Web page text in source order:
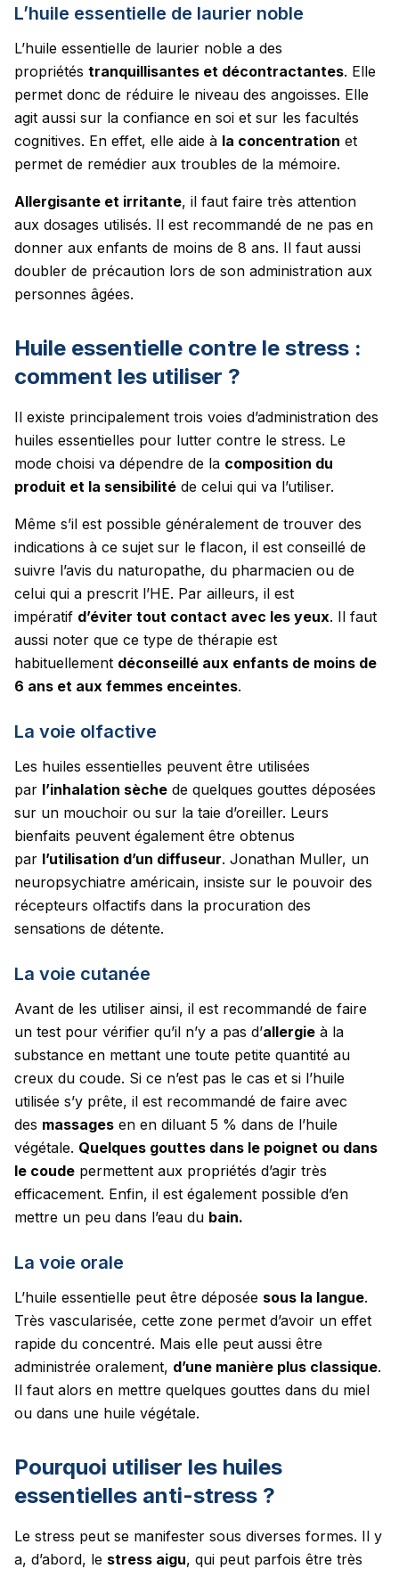
L’huile essentielle de laurier noble
L’huile essentielle de laurier noble a des
propriétés tranquillisantes et décontractantes. Elle
permet donc de réduire le niveau des angoisses. Elle
agit aussi sur la confiance en soi et sur les facultés
cognitives. En effet, elle aide à la concentration et
permet de remédier aux troubles de la mémoire.
Allergisante et irritante, il faut faire très attention
aux dosages utilisés. Il est recommandé de ne pas en
donner aux enfants de moins de 8 ans. Il faut aussi
doubler de précaution lors de son administration aux
personnes âgées.
Huile essentielle contre le stress :
comment les utiliser ?
Il existe principalement trois voies d’administration des
huiles essentielles pour lutter contre le stress. Le
mode choisi va dépendre de la composition du
produit et la sensibilité de celui qui va l’utiliser.
Même s’il est possible généralement de trouver des
indications à ce sujet sur le flacon, il est conseillé de
suivre l’avis du naturopathe, du pharmacien ou de
celui qui a prescrit l’HE. Par ailleurs, il est
impératif d’éviter tout contact avec les yeux. Il faut
aussi noter que ce type de thérapie est
habituellement déconseillé aux enfants de moins de
6 ans et aux femmes enceintes.
La voie olfactive
Les huiles essentielles peuvent être utilisées
par l’inhalation sèche de quelques gouttes déposées
sur un mouchoir ou sur la taie d’oreiller. Leurs
bienfaits peuvent également être obtenus
par l’utilisation d’un diffuseur. Jonathan Muller, un
neuropsychiatre américain, insiste sur le pouvoir des
récepteurs olfactifs dans la procuration des
sensations de détente.
La voie cutanée
Avant de les utiliser ainsi, il est recommandé de faire
un test pour vérifier qu’il n’y a pas d’allergie à la
substance en mettant une toute petite quantité au
creux du coude. Si ce n’est pas le cas et si l’huile
utilisée s’y prête, il est recommandé de faire avec
des massages en en diluant 5 % dans de l’huile
végétale. Quelques gouttes dans le poignet ou dans
le coude permettent aux propriétés d’agir très
efficacement. Enfin, il est également possible d’en
mettre un peu dans l’eau du bain.
La voie orale
L’huile essentielle peut être déposée sous la langue.
Très vascularisée, cette zone permet d’avoir un effet
rapide du concentré. Mais elle peut aussi être
administrée oralement, d’une manière plus classique.
Il faut alors en mettre quelques gouttes dans du miel
ou dans une huile végétale.
Pourquoi utiliser les huiles
essentielles anti-stress ?
Le stress peut se manifester sous diverses formes. Il y
a, d’abord, le stress aigu, qui peut parfois être très